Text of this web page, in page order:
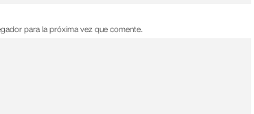
para la próxima vez que comente.